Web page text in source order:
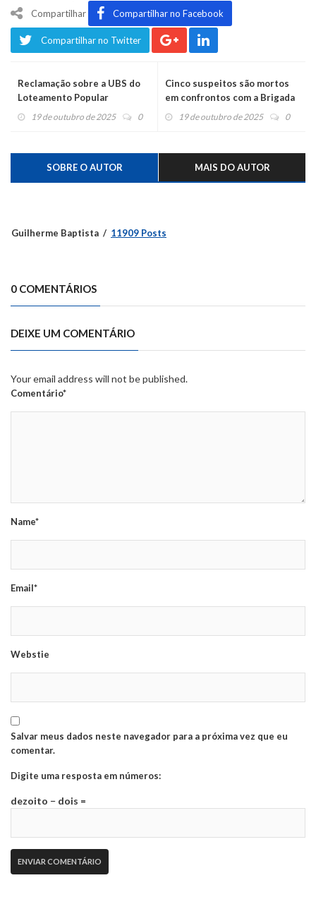
Compartilhar
Compartilhar no Facebook
Compartilhar no Twitter
Reclamação sobre a UBS do
Loteamento Popular
19 de outubro de 2025 0
Cinco suspeitos são mortos
em confrontos com a Brigada
19 de outubro de 2025 0
SOBRE O AUTOR MAIS DO AUTOR
Guilherme Baptista 11909 Posts
0 COMENTÁRIOS
DEIXE UM COMENTÁRIO
Your email address will not be published.
Comentário*
Name*
Email*
Webstie
Salvar meus dados neste navegador para a próxima vez que eu
comentar.
Digite uma resposta em números:
dezoito − dois =